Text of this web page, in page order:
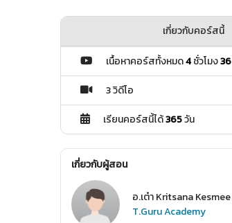
เกี่ยวกับคอร์สนี้
เนื้อหาคอร์สทั้งหมด4ชั่วโมง36
3 วิดีโอ
เรียนคอร์สนี้ได้365วัน
เกี่ยวกับผู้สอน
อ.เต๋า Kritsana Kesmee
T.Guru Academy